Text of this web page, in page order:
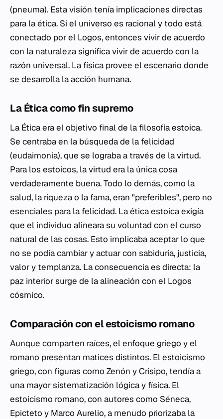
(pneuma). Esta visión tenía implicaciones directas
para la ética. Si el universo es racional y todo está
conectado por el Logos, entonces vivir de acuerdo
con la naturaleza significa vivir de acuerdo con la
razón universal. La física provee el escenario donde
se desarrolla la acción humana.
La Ética como fin supremo
La Ética era el objetivo final de la filosofía estoica.
Se centraba en la búsqueda de la felicidad
(eudaimonia), que se lograba a través de la virtud.
Para los estoicos, la virtud era la única cosa
verdaderamente buena. Todo lo demás, como la
salud, la riqueza o la fama, eran "preferibles", pero no
esenciales para la felicidad. La ética estoica exigía
que el individuo alineara su voluntad con el curso
natural de las cosas. Esto implicaba aceptar lo que
no se podía cambiar y actuar con sabiduría, justicia,
valor y templanza. La consecuencia es directa: la
paz interior surge de la alineación con el Logos
cósmico.
Comparación con el estoicismo romano
Aunque comparten raíces, el enfoque griego y el
romano presentan matices distintos. El estoicismo
griego, con figuras como Zenón y Crisipo, tendía a
una mayor sistematización lógica y física. El
estoicismo romano, con autores como Séneca,
Epicteto y Marco Aurelio, a menudo priorizaba la